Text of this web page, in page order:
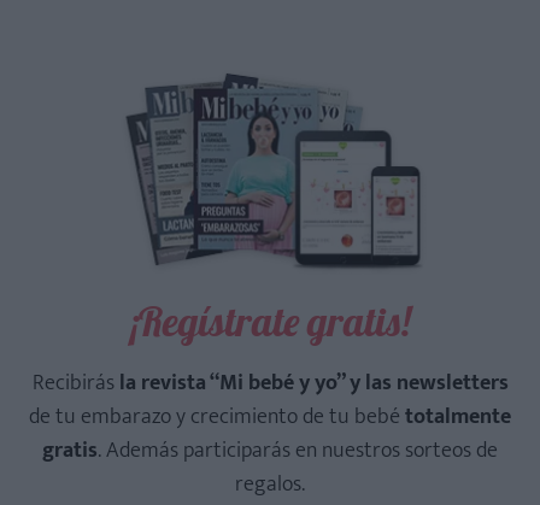
¡Regístrate gratis!
Recibirásla revista “Mi bebé y yo” y las newsletters
de tu embarazo y crecimiento de tu bebétotalmente
gratis. Además participarás en nuestros sorteos de
regalos.